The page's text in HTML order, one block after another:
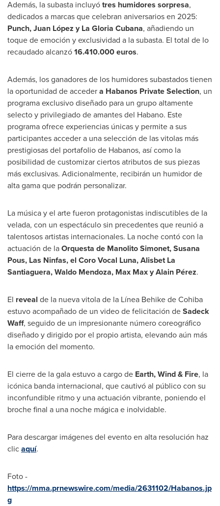
Además, la subasta incluyótres humidores sorpresa,
dedicados a marcas que celebran aniversarios en 2025:
Punch, Juan López y La Gloria Cubana, añadiendo un
toque de emoción y exclusividad a la subasta. El total de lo
recaudado alcanzó16.410.000 euros.
Además, los ganadores de los humidores subastados tienen
la oportunidad de accedera Habanos Private Selection, un
programa exclusivo diseñado para un grupo altamente
selecto y privilegiado de amantes del Habano. Este
programa ofrece experiencias únicas y permite a sus
participantes acceder a una selección de las vitolas más
prestigiosas del portafolio de Habanos, así como la
posibilidad de customizar ciertos atributos de sus piezas
más exclusivas. Adicionalmente, recibirán un humidor de
alta gama que podrán personalizar.
La música y el arte fueron protagonistas indiscutibles de la
velada, con un espectáculo sin precedentes que reunió a
talentosos artistas internacionales. La noche contó con la
actuación de laOrquesta de Manolito Simonet,Susana
Pous, Las Ninfas, el Coro Vocal Luna, Alisbet La
Santiaguera,Waldo Mendoza, Max Maxy Alain Pérez.
El reveal de la nueva vitola de la Línea Behike de Cohiba
estuvo acompañado de un video de felicitación deSadeck
Waff, seguido de un impresionante número coreográfico
diseñado y dirigido por el propio artista, elevando aún más
la emoción del momento.
El cierre de la gala estuvo a cargo de Earth, Wind & Fire, la
icónica banda internacional, que cautivó al público con su
inconfundible ritmo y una actuación vibrante, poniendo el
broche final a una noche mágica e inolvidable.
Para descargar imágenes del evento en alta resolución haz
clicaquí.
Foto -
https://mma.prnewswire.com/media/2631102/Habanos.jp
g